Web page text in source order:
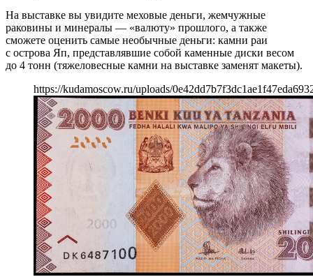
На выставке вы увидите меховые деньги, жемчужные
раковины и минералы — «валюту» прошлого, а также
сможете оценить самые необычные деньги: камни раи
с острова Яп, представлявшие собой каменные диски весом
до 4 тонн (тяжеловесные камни на выставке заменят макеты).
https://kudamoscow.ru/uploads/